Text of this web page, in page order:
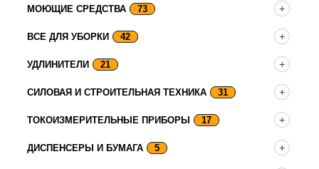
МОЮЩИЕ СРЕДСТВА 73
ВСЕ ДЛЯ УБОРКИ 42
УДЛИНИТЕЛИ 21
СИЛОВАЯ И СТРОИТЕЛЬНАЯ ТЕХНИКА 31
ТОКОИЗМЕРИТЕЛЬНЫЕ ПРИБОРЫ 17
ДИСПЕНСЕРЫ И БУМАГА 5